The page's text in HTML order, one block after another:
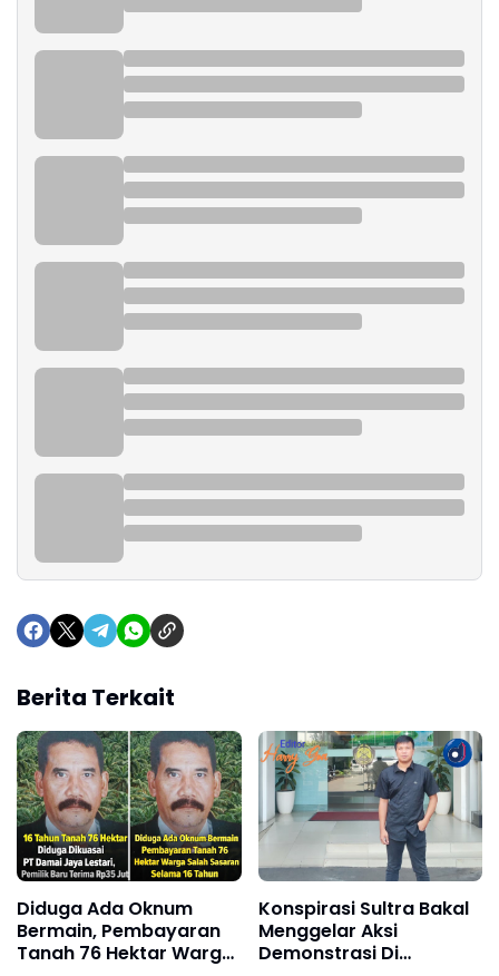
Berita Terkait
Diduga Ada Oknum
Bermain, Pembayaran
Tanah 76 Hektar Warga
Konspirasi Sultra Bakal
Menggelar Aksi
Demonstrasi Di